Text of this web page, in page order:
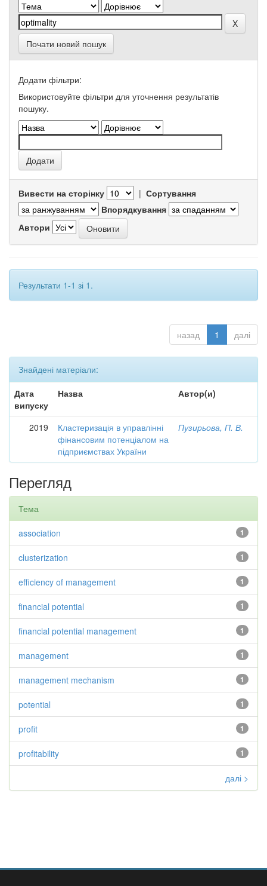
Почати новий пошук
Додати фільтри:
Використовуйте фільтри для уточнення результатів
пошуку.
Вивести на сторінку | Сортування
Впорядкування
Автори
Результати 1-1 зі 1.
назад 1 далі
Знайдені матеріали:
Дата
випуску
Назва Автор(и)
2019
Кластеризація в управлінні
фінансовим потенціалом на
підприємствах України
Пузирьова, П. В.
Перегляд
Тема
1
association
1
clusterization
1
efficiency of management
1
financial potential
1
financial potential management
1
management
1
management mechanism
1
potential
1
profit
1
profitability
далі >